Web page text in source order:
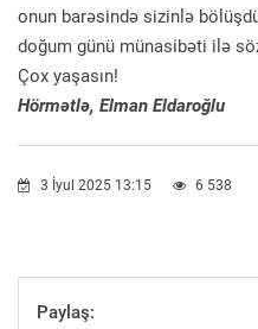
onun barəsində sizinlə
doğum günü münasibəti ilə
Çox yaşasın!
Hörmətlə, Elman Eldaroğlu
3 İyul 2025 13:15 6 538
Paylaş: